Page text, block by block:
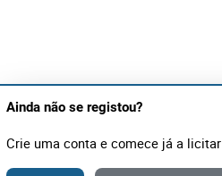
Ainda não se registou?
Crie uma conta e comece já a licitar